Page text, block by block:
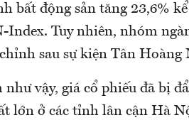
bất động sản tăng 23,6%
Index. Tuy nhiên, nhóm
sau sự kiện Tân Hoàng
vậy, giá cổ phiếu đã bị
lớn ở các tỉnh lân cận Hà